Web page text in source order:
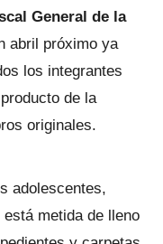
General de la
abril próximo ya
los integrantes
de la
originales.
adolescentes,
metida de lleno